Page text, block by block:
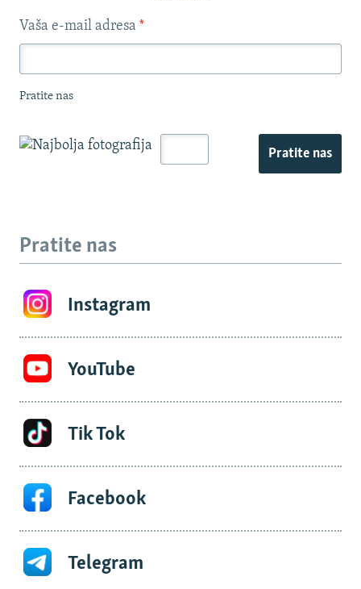
Vaša e-mail adresa *
Pratite nas
Pratite nas
Pratite nas
Instagram
YouTube
Tik Tok
Facebook
Telegram